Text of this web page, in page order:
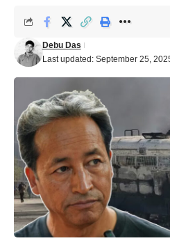
Last updated: September 25,
Debu Das